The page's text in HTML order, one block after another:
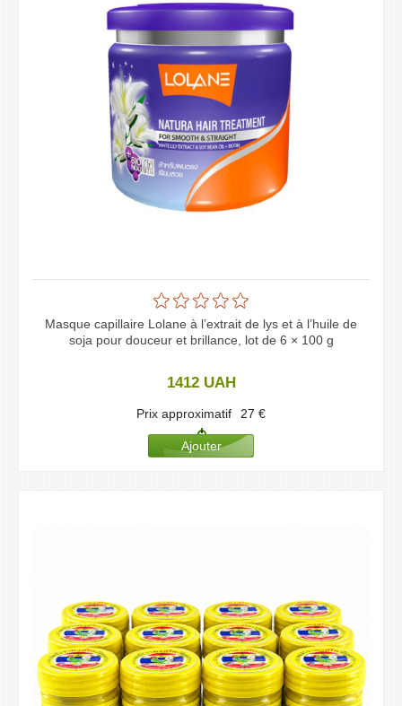
Masque capillaire Lolane à l’extrait de lys et à l’huile de
soja pour douceur et brillance, lot de 6 × 100 g
1412 UAH
Prix approximatif 27 €